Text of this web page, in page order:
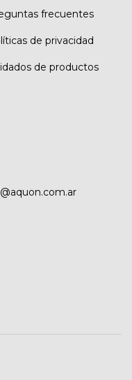
frecuentes
de privacidad
de productos